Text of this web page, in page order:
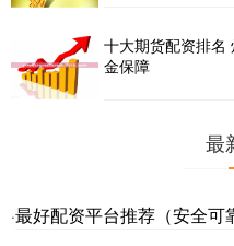
十大期货配资排名
金保障
最
·最好配资平台推荐（安全可